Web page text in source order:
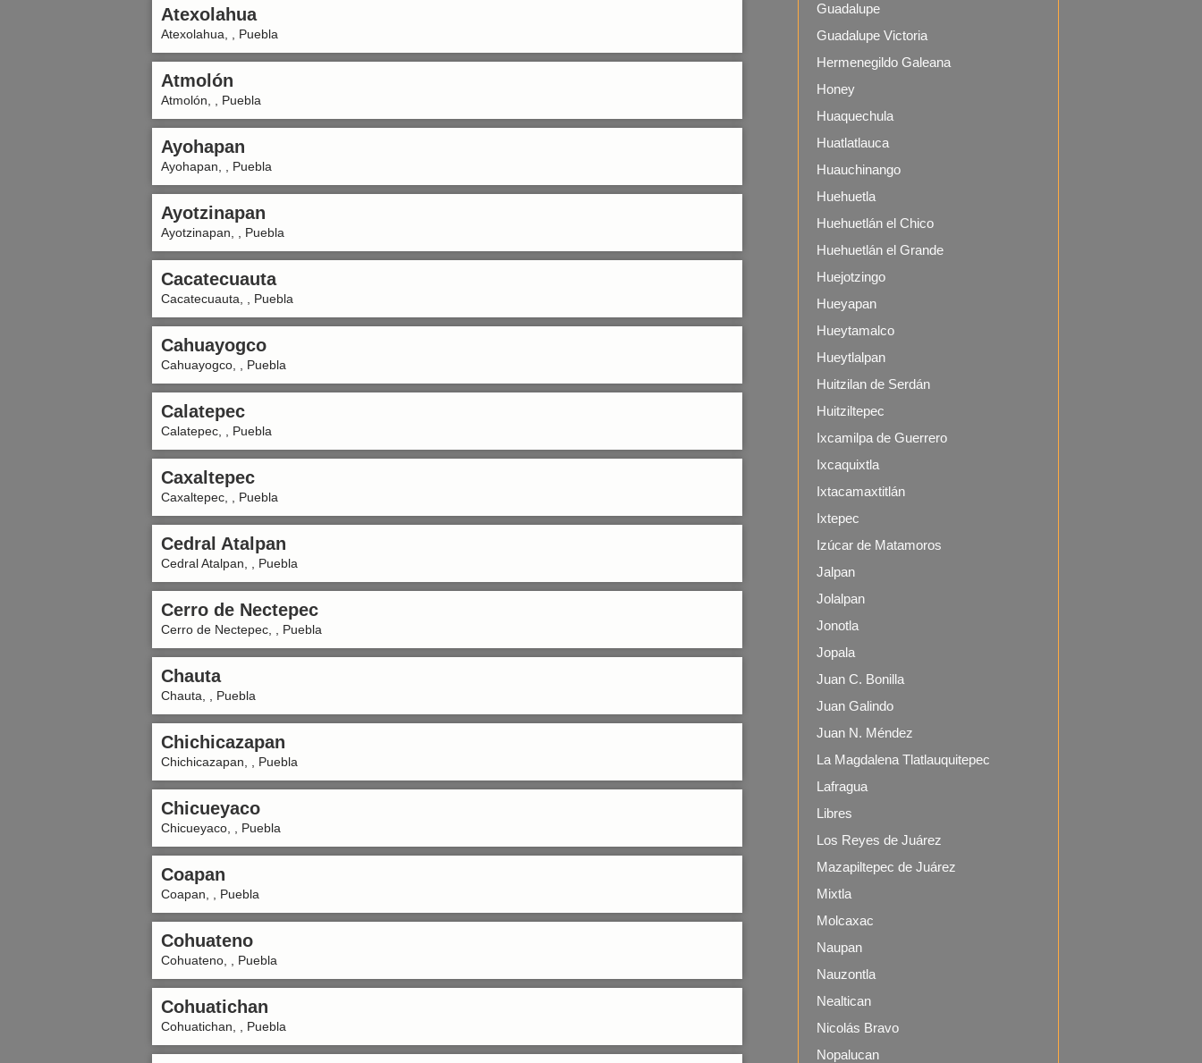
Atexolahua
Atexolahua, , Puebla
Atmolón
Atmolón, , Puebla
Ayohapan
Ayohapan, , Puebla
Ayotzinapan
Ayotzinapan, , Puebla
Cacatecuauta
Cacatecuauta, , Puebla
Cahuayogco
Cahuayogco, , Puebla
Calatepec
Calatepec, , Puebla
Caxaltepec
Caxaltepec, , Puebla
Cedral Atalpan
Cedral Atalpan, , Puebla
Cerro de Nectepec
Cerro de Nectepec, , Puebla
Chauta
Chauta, , Puebla
Chichicazapan
Chichicazapan, , Puebla
Chicueyaco
Chicueyaco, , Puebla
Coapan
Coapan, , Puebla
Cohuateno
Cohuateno, , Puebla
Cohuatichan
Cohuatichan, , Puebla
Guadalupe
Guadalupe Victoria
Hermenegildo Galeana
Honey
Huaquechula
Huatlatlauca
Huauchinango
Huehuetla
Huehuetlán el Chico
Huehuetlán el Grande
Huejotzingo
Hueyapan
Hueytamalco
Hueytlalpan
Huitzilan de Serdán
Huitziltepec
Ixcamilpa de Guerrero
Ixcaquixtla
Ixtacamaxtitlán
Ixtepec
Izúcar de Matamoros
Jalpan
Jolalpan
Jonotla
Jopala
Juan C. Bonilla
Juan Galindo
Juan N. Méndez
La Magdalena Tlatlauquitepec
Lafragua
Libres
Los Reyes de Juárez
Mazapiltepec de Juárez
Mixtla
Molcaxac
Naupan
Nauzontla
Nealtican
Nicolás Bravo
Nopalucan